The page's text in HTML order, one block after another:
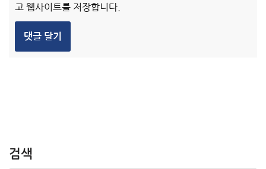
고 웹사이트를 저장합니다.
검색